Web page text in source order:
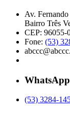
Av.
Bairro Três
CEP: 96055-
Fone: (53)
WhatsApp
(53) 3284-